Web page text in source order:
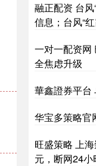
融正配资 台
信息；台风“
一对一配资网
全焦虑升级
華鑫證券平台
华宝多策略官
旺盛策略 上
元，断网24小